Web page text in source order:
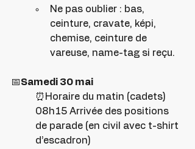
Ne pas oublier : bas,
ceinture, cravate, képi,
chemise, ceinture de
vareuse, name-tag si reçu.
📅Samedi 30 mai
⏰Horaire du matin (cadets)
08h15 Arrivée des positions
de parade (en civil avec t-shirt
d’escadron)